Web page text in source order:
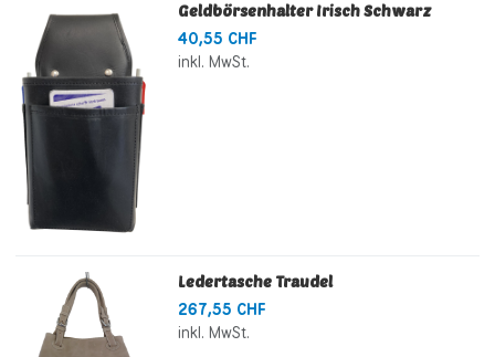
Geldbörsenhalter Irisch Schwarz
40,55 CHF
inkl. MwSt.
Ledertasche Traudel
267,55 CHF
inkl. MwSt.